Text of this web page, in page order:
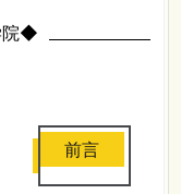
院◆
前言